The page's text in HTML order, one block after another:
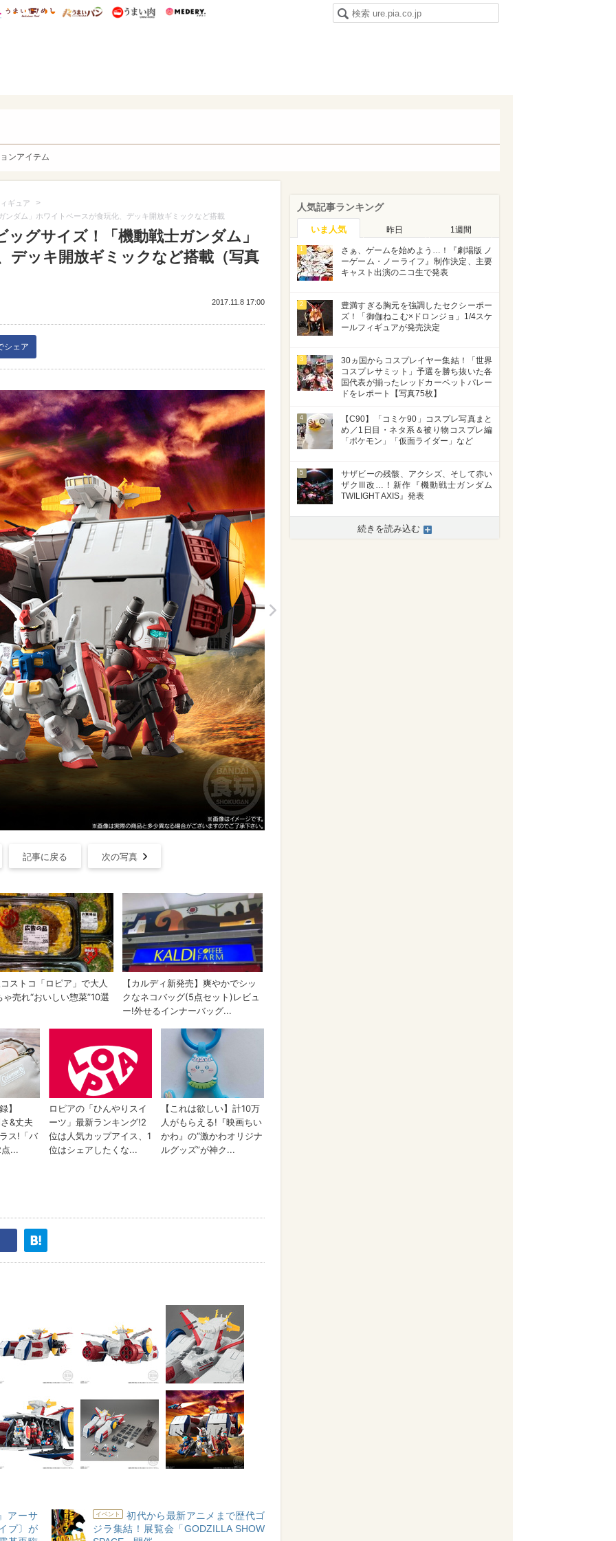
研 ディズニー特集
mimot. うまいめし うまいパン うまい肉
ンアイテム
ギュア >
ダム」ホワイトベースが食玩化、デッキ開放ギミックなど搭載
グサイズ！「機動戦士ガンダム」
デッキ開放ギミックなど搭載（写真
2017.11.8 17:00
シェア
記事に戻る 次の写真
アーサ
プ〕が
イベント
初代から最新アニメまで歴代ゴ
ジラ集結！展覧会「GODZILLA SHOW
人気記事ランキング
いま人気 昨日 1週間
1
さぁ、ゲームを始めよう…！『劇場版 ノ
ーゲーム・ノーライフ』制作決定、主要
キャスト出演のニコ生で発表
2
豊満すぎる胸元を強調したセクシーポー
ズ！「御伽ねこむ×ドロンジョ」1/4スケ
ールフィギュアが発売決定
3
30ヵ国からコスプレイヤー集結！「世界
コスプレサミット」予選を勝ち抜いた各
国代表が揃ったレッドカーペットパレー
ドをレポート【写真75枚】
4
【C90】「コミケ90」コスプレ写真まと
め／1日目・ネタ系＆被り物コスプレ編
「ポケモン」「仮面ライダー」など
5
サザビーの残骸、アクシズ、そして赤い
ザクIII改…！新作『機動戦士ガンダム
TWILIGHT AXIS』発表
続きを読み込む